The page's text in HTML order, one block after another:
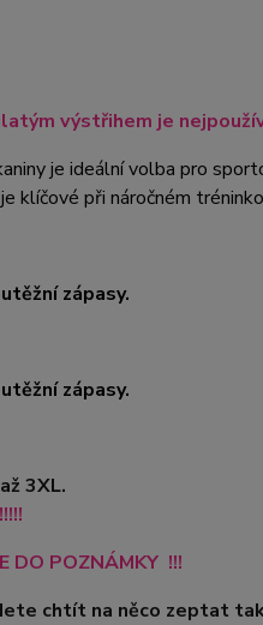
výstřihem je
je ideální volba pro
klíčové při náročném
zápasy.
zápasy.
3XL.
DO POZNÁMKY !!!
chtít na něco zeptat